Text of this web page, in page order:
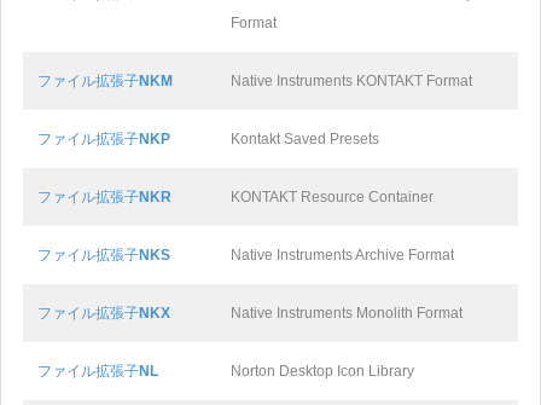
Format
ファイル拡張子NKM Native Instruments KONTAKT Format
ファイル拡張子NKP Kontakt Saved Presets
ファイル拡張子NKR KONTAKT Resource Container
ファイル拡張子NKS Native Instruments Archive Format
ファイル拡張子NKX Native Instruments Monolith Format
ファイル拡張子NL Norton Desktop Icon Library